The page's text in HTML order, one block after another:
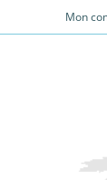
to
Mon